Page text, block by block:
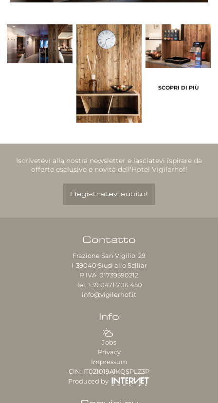
SCOPRI DI PIÙ
Iscrivetevi alla nostra newsletter e lasciatevi ispirare da
offerte esclusive e novità dell'Hotel Vigilerhof!
Registratevi subito!
Contatto
Frazione San Vigilio, 29
I-39040 Siusi allo Sciliar
P.IVA: 01739590212
Tel. +39 0471 706 450
info@vigilerhof.it
Info
Jobs
Privacy
Impressum
CIN: IT021019A1KQSPLZ3P
Produced by